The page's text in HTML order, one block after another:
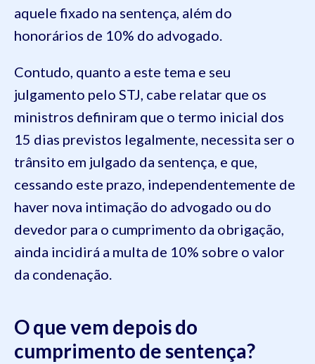
aquele fixado na sentença, além do
honorários de 10% do advogado.
Contudo, quanto a este tema e seu
julgamento pelo STJ, cabe relatar que os
ministros definiram que o termo inicial dos
15 dias previstos legalmente, necessita ser o
trânsito em julgado da sentença, e que,
cessando este prazo, independentemente de
haver nova intimação do advogado ou do
devedor para o cumprimento da obrigação,
ainda incidirá a multa de 10% sobre o valor
da condenação.
O que vem depois do
cumprimento de sentença?